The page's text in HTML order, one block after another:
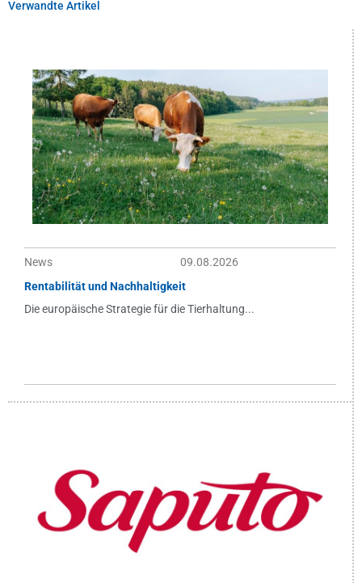
Verwandte Artikel
News
09.08.2026
Rentabilität und Nachhaltigkeit
Die europäische Strategie für die Tierhaltung...